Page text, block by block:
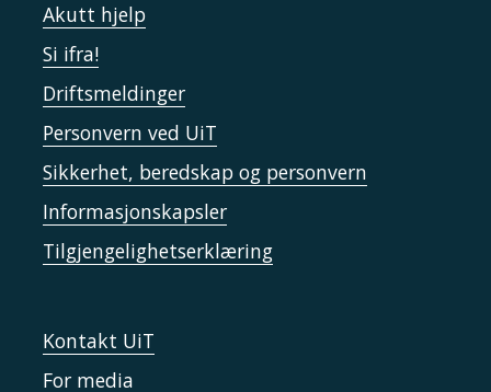
Akutt hjelp
Si ifra!
Driftsmeldinger
Personvern ved UiT
Sikkerhet, beredskap og personvern
Informasjonskapsler
Tilgjengelighetserklæring
Kontakt UiT
For media